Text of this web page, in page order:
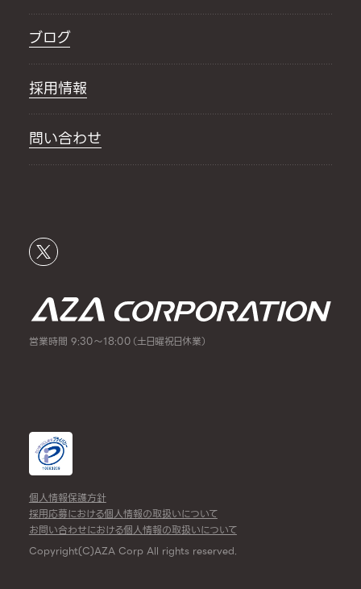
ブログ
採用情報
問い合わせ
営業時間 9:30～18:00（土日曜祝日休業）
個人情報保護方針
採用応募における個人情報の取扱いについて
お問い合わせにおける個人情報の取扱いについて
Copyright(C)AZA Corp All rights reserved.